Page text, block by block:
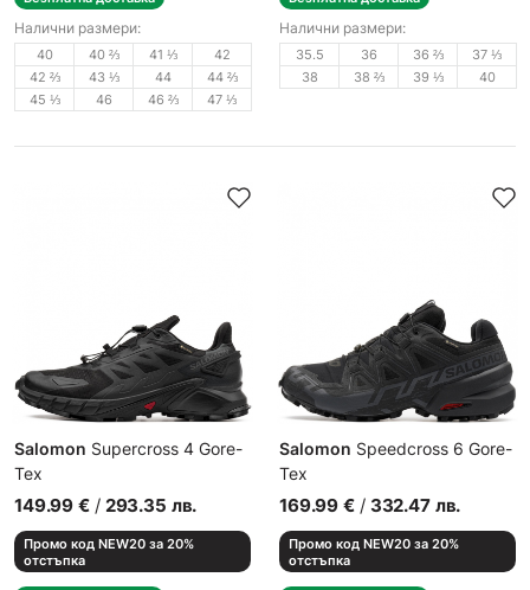
Налични размери:
40 40 ⅔ 41 ⅓
42
42 ⅔
43 ⅓ 44
44 ⅔
45 ⅓
46 46 ⅔ 47 ⅓
Налични размери:
35.5 36 36 ⅔
37 ⅓
38
38 ⅔ 39 ⅓ 40
Salomon Supercross 4 Gore-
Tex
Мъжки маратонки
149.99 € / 293.35 лв.
Промо код NEW20 за 20%
отстъпка
Salomon Speedcross 6 Gore-
Tex
Мъжки спортни обувки
169.99 € / 332.47 лв.
Промо код NEW20 за 20%
отстъпка